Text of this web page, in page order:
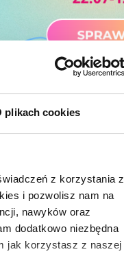
plikach cookies
z korzystania z
i pozwolisz nam na
nawyków oraz
dodatkowo niezbędna
jak korzystasz z naszej